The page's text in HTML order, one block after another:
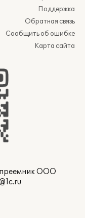
Поддержка
Обратная связь
Сообщить об ошибке
Карта сайта
ООО